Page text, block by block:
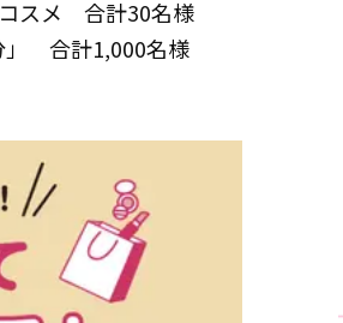
スメ 合計30名様
」 合計1,000名様